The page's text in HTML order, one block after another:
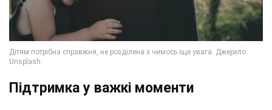
Підтримка у важкі моменти